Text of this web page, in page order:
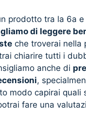
prodotto tra la 6a e
di leggere
che troverai nella
chiarire tutti i
anche di
,
modo capirai quali
fare una